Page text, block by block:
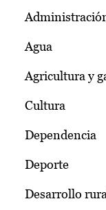
Agua
Agricultura y
Cultura
Dependencia
Deporte
Desarrollo